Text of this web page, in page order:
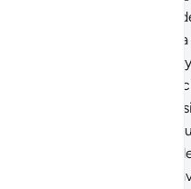
Y cuando [los hijos
ante José, éste abrazó
dijo [en secreto]: “Yo
pena por lo que ellos
haberles dado sus
[del rey] en el saco de
[cuando iban saliendo
gritó: “¡Gente de la